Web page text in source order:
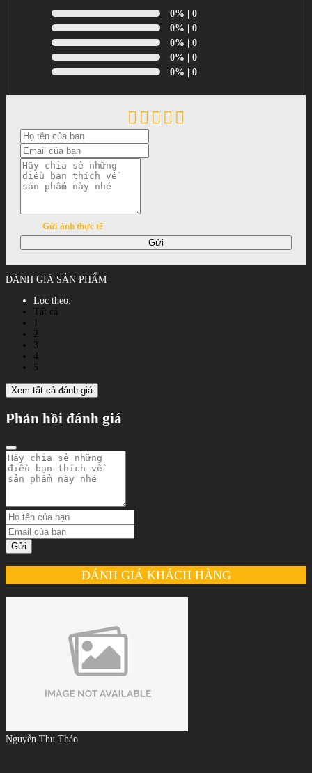
0% | 0
0% | 0
0% | 0
0% | 0
0% | 0
Gửi ảnh thực tế
Gửi
ĐÁNH GIÁ SẢN PHẨM
Lọc theo:
Tất cả
2
3
4
5
Xem tất cả đánh giá
Phản hồi đánh giá
Gửi
ĐÁNH GIÁ KHÁCH HÀNG
Nguyễn Thu Thảo